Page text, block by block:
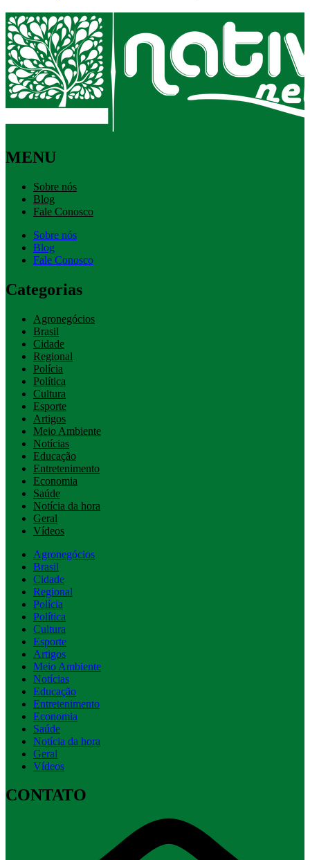
MENU
Sobre nós
Blog
Fale Conosco
Sobre nós
Blog
Fale Conosco
Categorias
Agronegócios
Brasil
Cidade
Regional
Polícia
Política
Cultura
Esporte
Artigos
Meio Ambiente
Notícias
Educação
Entretenimento
Economia
Saúde
Notícia da hora
Geral
Vídeos
Agronegócios
Brasil
Cidade
Regional
Polícia
Política
Cultura
Esporte
Artigos
Meio Ambiente
Notícias
Educação
Entretenimento
Economia
Saúde
Notícia da hora
Geral
Vídeos
CONTATO